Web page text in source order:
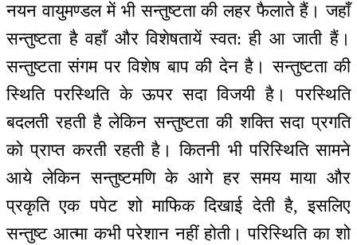
नयन वायुमण्डल में भी सन्तुष्टता की लहर फैलाते हैं। जहाँ
सन्तुष्टता है वहाँ और विशेषतायें स्वत: ही आ जाती हैं।
सन्तुष्टता संगम पर विशेष बाप की देन है। सन्तुष्टता की
स्थिति परस्थिति के ऊपर सदा विजयी है। परस्थिति
बदलती रहती है लेकिन सन्तुष्टता की शक्ति सदा प्रगति
को प्राप्त करती रहती है। कितनी भी परिस्थिति सामने
आये लेकिन सन्तुष्टमणि के आगे हर समय माया और
प्रकृति एक पपेट शो माफिक दिखाई देती है, इसलिए
सन्तुष्ट आत्मा कभी परेशान नहीं होती। परिस्थिति का शो